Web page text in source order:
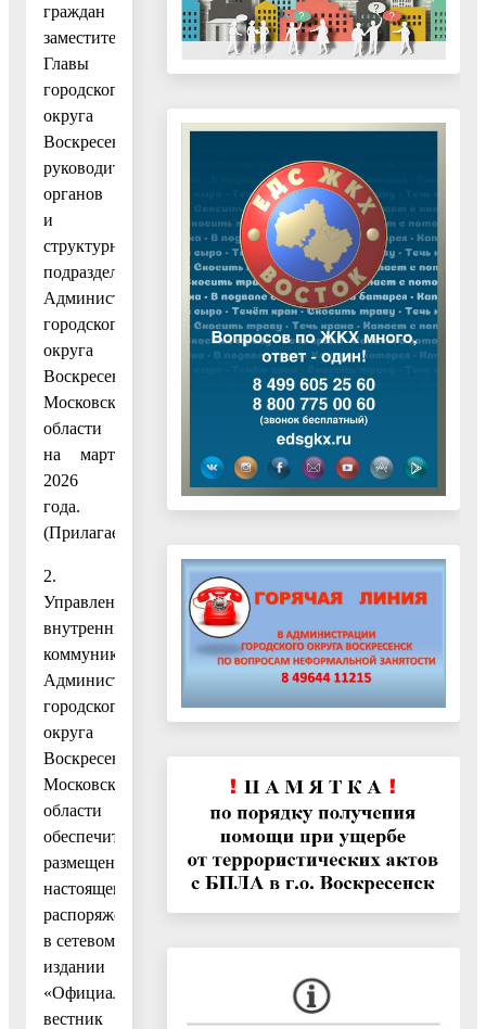
граждан
заместителями
Главы
городского
округа
Воскресенск,
руководителями
органов
и
структурных
подразделений
Администрации
городского
округа
Воскресенск
Московской
области
на март
2026
года.
(Прилагается.)
2.
Управлению
внутренних
коммуникаций
Администрации
городского
округа
Воскресенск
Московской
области
обеспечить
размещение
настоящего
распоряжения
в сетевом
издании
«Официальный
вестник